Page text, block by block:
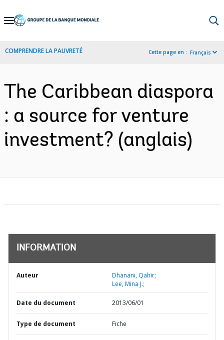
Skip
Navigation
COMPRENDRE LA PAUVRETÉ Cette page en : Français
The Caribbean diaspora
: a source for venture
investment? (anglais)
INFORMATION
Auteur
Dhanani, Qahir;
Lee, Mina J.;
Date du document 2013/06/01
Type de document Fiche